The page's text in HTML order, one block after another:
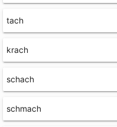
tach
krach
schach
schmach